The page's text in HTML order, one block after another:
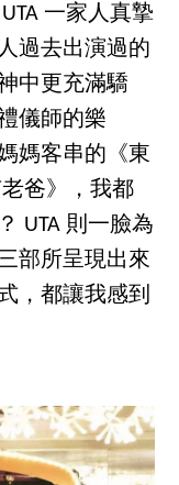
一家人真摯
過去出演過的
中更充滿驕
儀師的樂
媽客串的《東
爸》，我都
UTA 則一臉為
部所呈現出來
，都讓我感到